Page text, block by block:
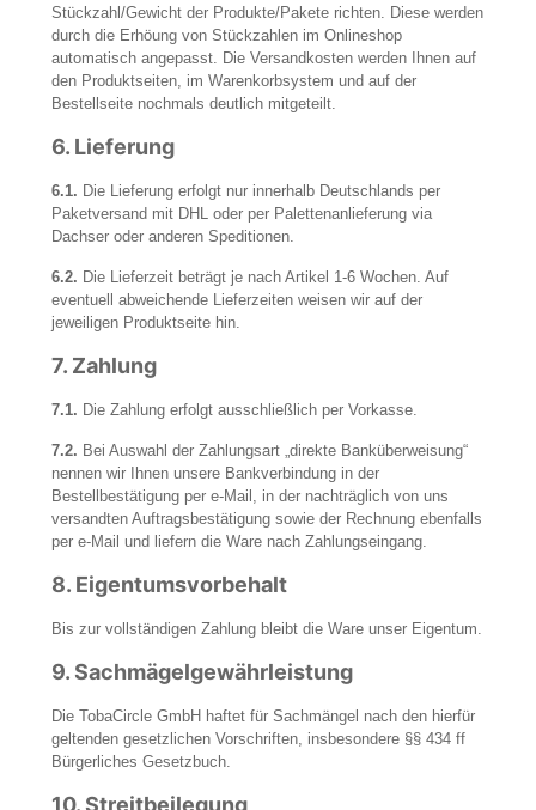
Stückzahl/Gewicht der Produkte/Pakete richten. Diese werden
durch die Erhöung von Stückzahlen im Onlineshop
automatisch angepasst. Die Versandkosten werden Ihnen auf
den Produktseiten, im Warenkorbsystem und auf der
Bestellseite nochmals deutlich mitgeteilt.
6. Lieferung
6.1. Die Lieferung erfolgt nur innerhalb Deutschlands per
Paketversand mit DHL oder per Palettenanlieferung via
Dachser oder anderen Speditionen.
6.2. Die Lieferzeit beträgt je nach Artikel 1-6 Wochen. Auf
eventuell abweichende Lieferzeiten weisen wir auf der
jeweiligen Produktseite hin.
7. Zahlung
7.1. Die Zahlung erfolgt ausschließlich per Vorkasse.
7.2. Bei Auswahl der Zahlungsart „direkte Banküberweisung“
nennen wir Ihnen unsere Bankverbindung in der
Bestellbestätigung per e-Mail, in der nachträglich von uns
versandten Auftragsbestätigung sowie der Rechnung ebenfalls
per e-Mail und liefern die Ware nach Zahlungseingang.
8. Eigentumsvorbehalt
Bis zur vollständigen Zahlung bleibt die Ware unser Eigentum.
9.Sachmägelgewährleistung
Die TobaCircle GmbH haftet für Sachmängel nach den hierfür
geltenden gesetzlichen Vorschriften, insbesondere §§ 434 ff
Bürgerliches Gesetzbuch.
10.Streitbeilegung